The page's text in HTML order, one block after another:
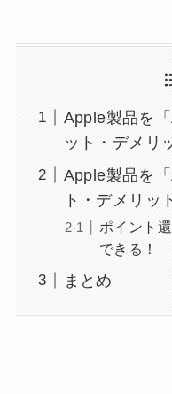
Apple製品を
ット・デメリ
Apple製品を
ト・デメリッ
ポイント
できる！
まとめ